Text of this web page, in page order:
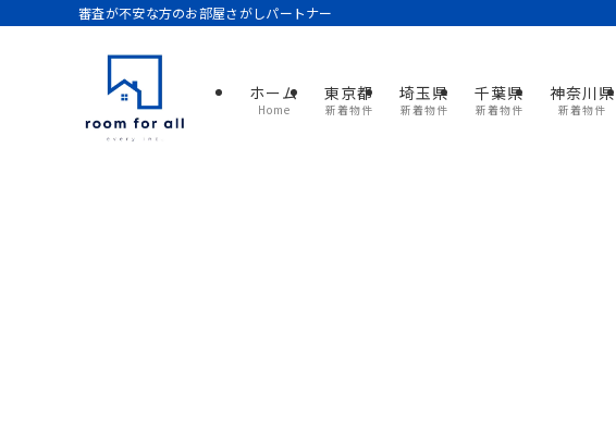
審査が不安な方のお部屋さがしパートナー
ホーム
Home
東京都
新着物件
埼玉県
新着物件
千葉県
新着物件
神奈川県
新着物件